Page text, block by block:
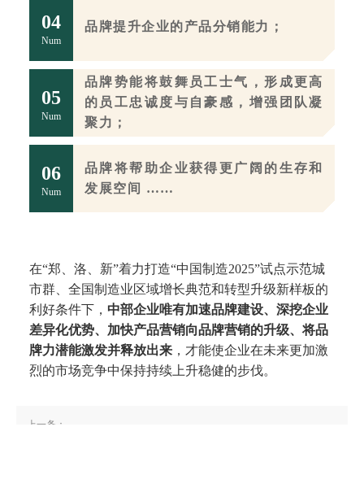
04
Num
品牌提升企业的产品分销能力；
05
Num
品牌势能将鼓舞员工士气，形成更高
的员工忠诚度与自豪感，增强团队凝
聚力；
06
Num
品牌将帮助企业获得更广阔的生存和
发展空间 ……
在“郑、洛、新”着力打造“中国制造2025”试点示范城
市群、全国制造业区域增长典范和转型升级新样板的
利好条件下， 中部企业唯有加速品牌建设、深挖企业
差异化优势、加快产品营销向品牌营销的升级、将品
牌力潜能激发并释放出来 ，才能使企业在未来更加激
烈的市场竞争中保持持续上升稳健的步伐。
上一条：